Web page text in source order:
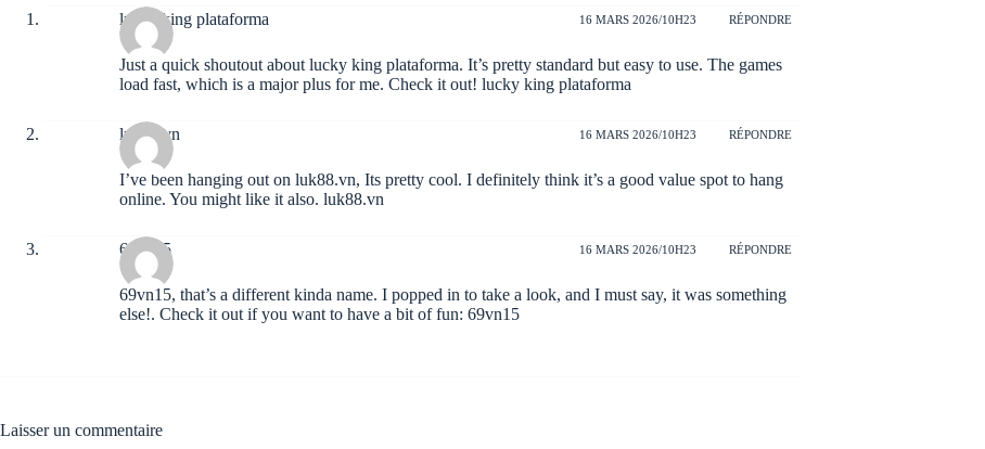
lucky king plataforma 16 MARS 2026/10H23 RÉPONDRE
Just a quick shoutout about lucky king plataforma. It’s pretty standard but easy to use. The games
load fast, which is a major plus for me. Check it out! lucky king plataforma
luk88.vn 16 MARS 2026/10H23 RÉPONDRE
I’ve been hanging out on luk88.vn, Its pretty cool. I definitely think it’s a good value spot to hang
online. You might like it also. luk88.vn
69vn15 16 MARS 2026/10H23 RÉPONDRE
69vn15, that’s a different kinda name. I popped in to take a look, and I must say, it was something
else!. Check it out if you want to have a bit of fun: 69vn15
Laisser un commentaire